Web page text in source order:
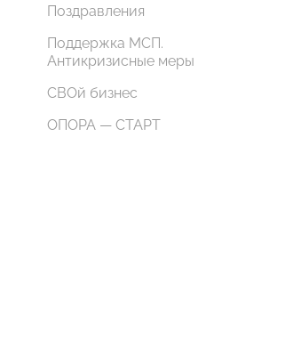
Поздравления
Поддержка МСП.
Антикризисные меры
СВОй бизнес
ОПОРА — СТАРТ